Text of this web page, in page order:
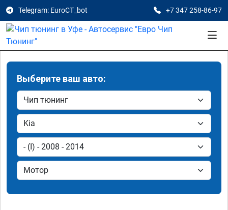
Telegram: EuroCT_bot +7 347 258-86-97
Выберите ваш авто: